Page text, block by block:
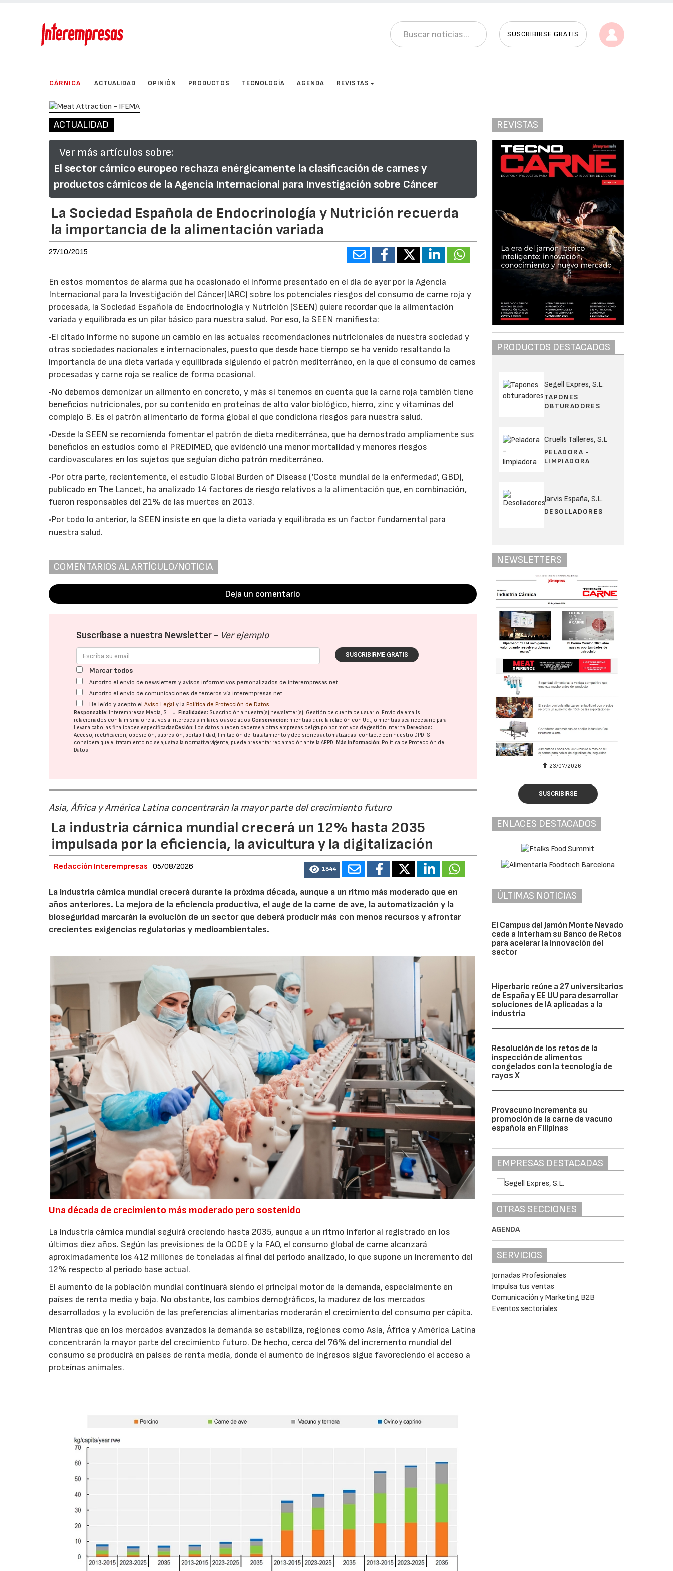
SUSCRIBIRSE GRATIS
CÁRNICA ACTUALIDAD OPINIÓN PRODUCTOS TECNOLOGÍA AGENDA REVISTAS
ACTUALIDAD
Ver más artículos sobre:
El sector cárnico europeo rechaza enérgicamente la clasificación de carnes y
productos cárnicos de la Agencia Internacional para Investigación sobre Cáncer
La Sociedad Española de Endocrinología y Nutrición recuerda
la importancia de la alimentación variada
27/10/2015
En estos momentos de alarma que ha ocasionado el informe presentado en el día de ayer por la Agencia
Internacional para la Investigación del Cáncer(IARC) sobre los potenciales riesgos del consumo de carne roja y
procesada, la Sociedad Española de Endocrinología y Nutrición (SEEN) quiere recordar que la alimentación
variada y equilibrada es un pilar básico para nuestra salud. Por eso, la SEEN manifiesta:
•El citado informe no supone un cambio en las actuales recomendaciones nutricionales de nuestra sociedad y
otras sociedades nacionales e internacionales, puesto que desde hace tiempo se ha venido resaltando la
importancia de una dieta variada y equilibrada siguiendo el patrón mediterráneo, en la que el consumo de carnes
procesadas y carne roja se realice de forma ocasional.
•No debemos demonizar un alimento en concreto, y más si tenemos en cuenta que la carne roja también tiene
beneficios nutricionales, por su contenido en proteínas de alto valor biológico, hierro, zinc y vitaminas del
complejo B. Es el patrón alimentario de forma global el que condiciona riesgos para nuestra salud.
•Desde la SEEN se recomienda fomentar el patrón de dieta mediterránea, que ha demostrado ampliamente sus
beneficios en estudios como el PREDIMED, que evidenció una menor mortalidad y menores riesgos
cardiovasculares en los sujetos que seguían dicho patrón mediterráneo.
•Por otra parte, recientemente, el estudio Global Burden of Disease (‘Coste mundial de la enfermedad’, GBD),
publicado en The Lancet, ha analizado 14 factores de riesgo relativos a la alimentación que, en combinación,
fueron responsables del 21% de las muertes en 2013.
•Por todo lo anterior, la SEEN insiste en que la dieta variada y equilibrada es un factor fundamental para
nuestra salud.
COMENTARIOS AL ARTÍCULO/NOTICIA
Deja un comentario
Suscríbase a nuestra Newsletter - Ver ejemplo
SUSCRIBIRME GRATIS
Marcar todos
Autorizo el envío de newsletters y avisos informativos personalizados de interempresas.net
Autorizo el envío de comunicaciones de terceros vía interempresas.net
He leído y acepto elAviso Legal y la Política de Protección de Datos
Responsable: Interempresas Media, S.L.U. Finalidades: Suscripción a nuestra(s) newsletter(s). Gestión de cuenta de usuario. Envío de emails
relacionados con la misma o relativos a intereses similares o asociados.Conservación: mientras dure la relación con Ud., o mientras sea necesario para
llevar a cabo las finalidades especificadasCesión: Los datos pueden cederse a otras empresas del grupo por motivos de gestión interna. Derechos:
Acceso, rectificación, oposición, supresión, portabilidad, limitación del tratatamiento y decisiones automatizadas: contacte con nuestro DPD. Si
considera que el tratamiento no se ajusta a la normativa vigente, puede presentar reclamación ante laAEPD. Más información: Política de Protección de
Datos
Asia, África y América Latina concentrarán la mayor parte del crecimiento futuro
La industria cárnica mundial crecerá un 12% hasta 2035
impulsada por la eficiencia, la avicultura y la digitalización
Redacción Interempresas 05/08/2026 1844
La industria cárnica mundial crecerá durante la próxima década, aunque a un ritmo más moderado que en
años anteriores. La mejora de la eficiencia productiva, el auge de la carne de ave, la automatización y la
bioseguridad marcarán la evolución de un sector que deberá producir más con menos recursos y afrontar
crecientes exigencias regulatorias y medioambientales.
Una década de crecimiento más moderado pero sostenido
La industria cárnica mundial seguirá creciendo hasta 2035, aunque a un ritmo inferior al registrado en los
últimos diez años. Según las previsiones de la OCDE y la FAO, el consumo global de carne alcanzará
aproximadamente los 412 millones de toneladas al final del periodo analizado, lo que supone un incremento del
12% respecto al periodo base actual.
El aumento de la población mundial continuará siendo el principal motor de la demanda, especialmente en
países de renta media y baja. No obstante, los cambios demográficos, la madurez de los mercados
desarrollados y la evolución de las preferencias alimentarias moderarán el crecimiento del consumo per cápita.
Mientras que en los mercados avanzados la demanda se estabiliza, regiones como Asia, África y América Latina
concentrarán la mayor parte del crecimiento futuro. De hecho, cerca del 76% del incremento mundial del
consumo se producirá en países de renta media, donde el aumento de ingresos sigue favoreciendo el acceso a
proteínas animales.
REVISTAS
PRODUCTOS DESTACADOS
Segell Expres, S.L.
TAPONES
OBTURADORES
Cruells Talleres, S.L
PELADORA -
LIMPIADORA
Jarvis España, S.L.
DESOLLADORES
NEWSLETTERS
23/07/2026
SUSCRIBIRSE
ENLACES DESTACADOS
ÚLTIMAS NOTICIAS
El Campus del Jamón Monte Nevado
cede a Interham su Banco de Retos
para acelerar la innovación del
sector
Hiperbaric reúne a 27 universitarios
de España y EE UU para desarrollar
soluciones de IA aplicadas a la
industria
Resolución de los retos de la
inspección de alimentos
congelados con la tecnología de
rayos X
Provacuno incrementa su
promoción de la carne de vacuno
española en Filipinas
EMPRESAS DESTACADAS
OTRAS SECCIONES
AGENDA
SERVICIOS
Jornadas Profesionales
Impulsa tus ventas
Comunicación y Marketing B2B
Eventos sectoriales